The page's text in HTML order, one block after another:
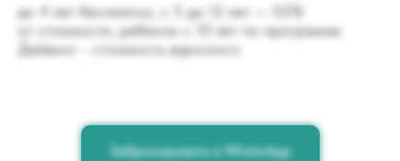
до 4 лет бесплатно, с 5 до 12 лет — 50%
от стоимости, ребенок с 10 лет по программе
Дайвинг - стоимость взрослого
Забронировать в WhatsApp